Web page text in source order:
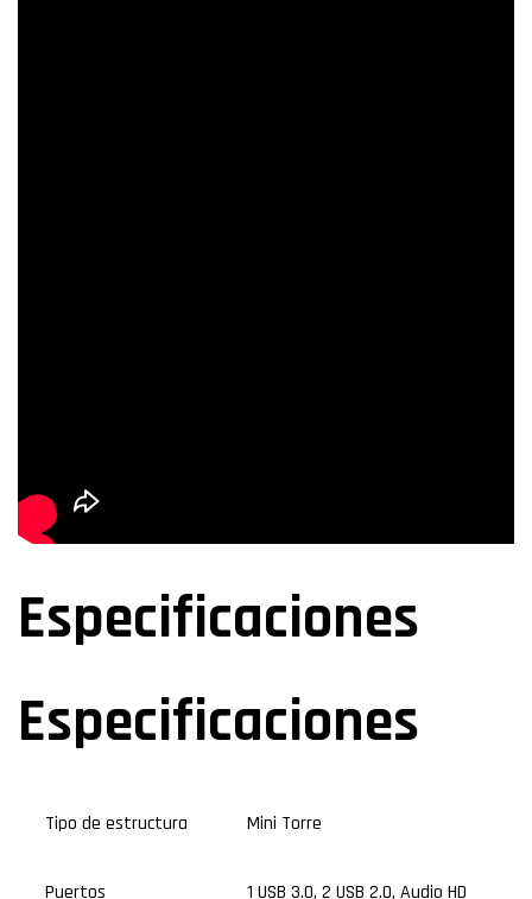
Especificaciones
Especificaciones
Tipo de estructura Mini Torre
Puertos 1 USB 3.0, 2 USB 2.0, Audio HD